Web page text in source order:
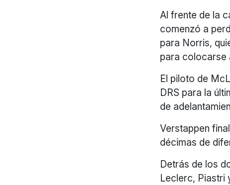
Al frente de la
comenzó a
para Norris,
para colocarse
El piloto de
DRS para la
de
Verstappen
décimas de
Detrás de los
Leclerc, Piastri